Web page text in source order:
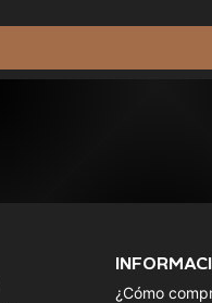
¿Cómo